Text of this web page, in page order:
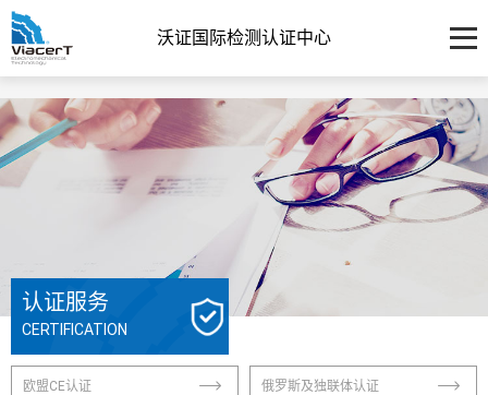
沃证国际检测认证中心
认证服务
CERTIFICATION
欧盟CE认证 俄罗斯及独联体认证